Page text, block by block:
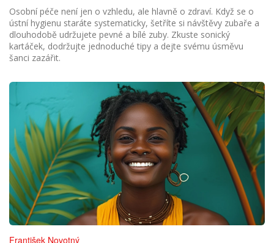
Osobní péče není jen o vzhledu, ale hlavně o zdraví. Když se o
ústní hygienu staráte systematicky, šetříte si návštěvy zubaře a
dlouhodobě udržujete pevné a bílé zuby. Zkuste sonický
kartáček, dodržujte jednoduché tipy a dejte svému úsměvu
šanci zazářit.
František Novotný